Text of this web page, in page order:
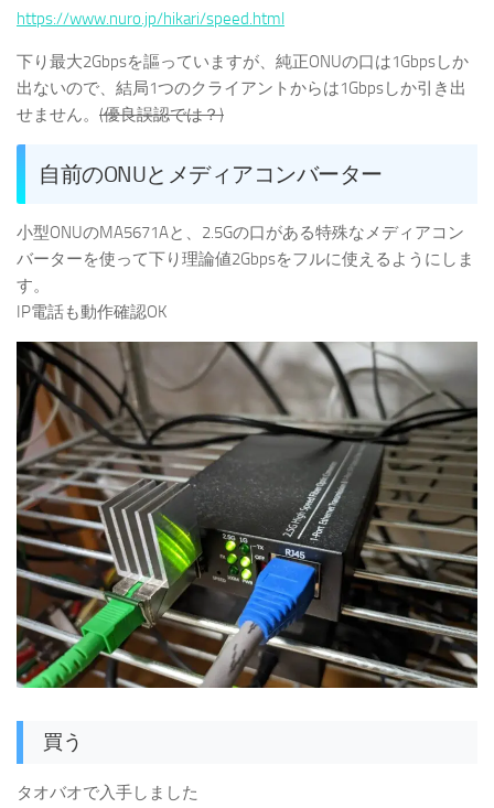
https://www.nuro.jp/hikari/speed.html
下り最大2Gbpsを謳っていますが、純正ONUの口は1Gbpsしか
出ないので、結局1つのクライアントからは1Gbpsしか引き出
せません。 (優良誤認では？)
自前のONUとメディアコンバーター
小型ONUのMA5671Aと、2.5Gの口がある特殊なメディアコン
バーターを使って下り理論値2Gbpsをフルに使えるようにしま
す。
IP電話も動作確認OK
買う
タオバオで入手しました